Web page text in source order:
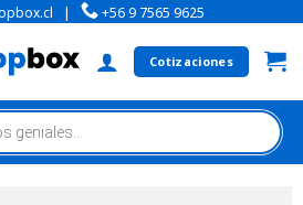
| +56 9 7565 9625
Cotizaciones